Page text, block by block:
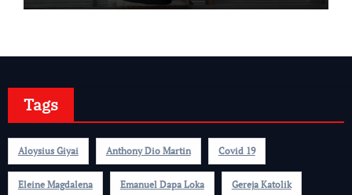
Tags
Aloysius Giyai Anthony Dio Martin Covid 19
Eleine Magdalena Emanuel Dapa Loka Gereja Katolik